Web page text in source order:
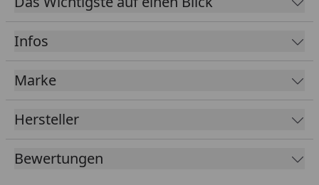
während du im Wasser watest oder blinzelnd im
so ausgestattet, dass er jeden anderen Rucksack
aussticht.
Leergewicht 1,8 kg
Infos
Marke
Hersteller
Bewertungen